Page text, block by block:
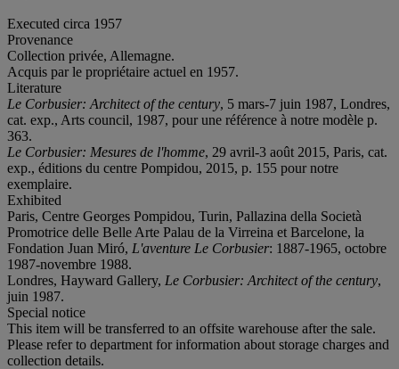
Executed circa 1957
Provenance
Collection privée, Allemagne.
Acquis par le propriétaire actuel en 1957.
Literature
Le Corbusier: Architect of the century, 5 mars-7 juin 1987, Londres,
cat. exp., Arts council, 1987, pour une référence à notre modèle p.
363.
Le Corbusier: Mesures de l'homme, 29 avril-3 août 2015, Paris, cat.
exp., éditions du centre Pompidou, 2015, p. 155 pour notre
exemplaire.
Exhibited
Paris, Centre Georges Pompidou, Turin, Pallazina della Società
Promotrice delle Belle Arte Palau de la Virreina et Barcelone, la
Fondation Juan Miró, L'aventure Le Corbusier: 1887-1965, octobre
1987-novembre 1988.
Londres, Hayward Gallery, Le Corbusier: Architect of the century,
juin 1987.
Special notice
This item will be transferred to an offsite warehouse after the sale.
Please refer to department for information about storage charges and
collection details.